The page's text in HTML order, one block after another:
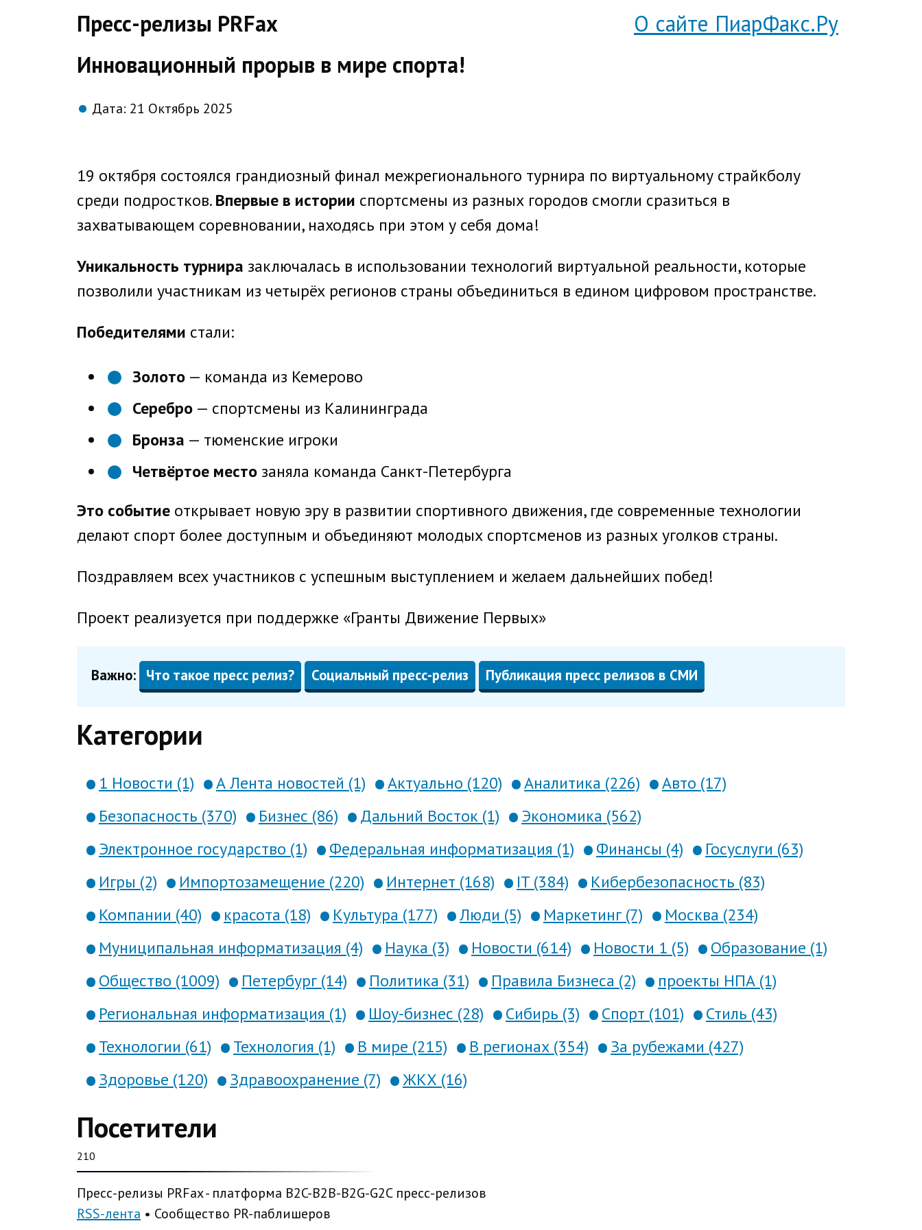
Пресс-релизы PRFax
О сайте ПиарФакс.Ру
Инновационный прорыв в мире спорта!
Дата: 21 Октябрь 2025
19 октября состоялся грандиозный финал межрегионального турнира по виртуальному страйкболу
среди подростков.Впервые в истории спортсмены из разных городов смогли сразиться в
захватывающем соревновании, находясь при этом у себя дома!
Уникальность турнира заключалась в использовании технологий виртуальной реальности, которые
позволили участникам из четырёх регионов страны объединиться в едином цифровом пространстве.
Победителями стали:
Золото — команда из Кемерово
Серебро — спортсмены из Калининграда
Бронза — тюменские игроки
Четвёртое место заняла команда Санкт-Петербурга
Это событие открывает новую эру в развитии спортивного движения, где современные технологии
делают спорт более доступным и объединяют молодых спортсменов из разных уголков страны.
Поздравляем всех участников с успешным выступлением и желаем дальнейших побед!
Проект реализуется при поддержке «Гранты Движение Первых»
Важно: Что такое пресс релиз? Социальный пресс-релиз Публикация пресс релизов в СМИ
Категории
1 Новости (1) А Лента новостей (1) Актуально (120) Аналитика (226)
Авто (17)
Безопасность (370)
Бизнес (86) Дальний Восток (1)
Экономика (562)
Электронное государство (1)
Федеральная информатизация (1) Финансы (4)
Госуслуги (63)
Игры (2)
Импортозамещение (220) Интернет (168) IT (384)
Кибербезопасность (83)
Компании (40)
красота (18) Культура (177) Люди (5) Маркетинг (7)
Москва (234)
Муниципальная информатизация (4)
Наука (3) Новости (614) Новости 1 (5)
Образование (1)
Общество (1009)
Петербург (14) Политика (31) Правила Бизнеса (2)
проекты НПА (1)
Региональная информатизация (1)
Шоу-бизнес (28) Сибирь (3) Спорт (101)
Стиль (43)
Технологии (61)
Технология (1) В мире (215) В регионах (354)
За рубежами (427)
Здоровье (120)
Здравоохранение (7) ЖКХ (16)
Посетители
210
Пресс-релизы PRFax - платформа B2C-B2B-B2G-G2C пресс-релизов
RSS-лента • Сообщество PR-паблишеров